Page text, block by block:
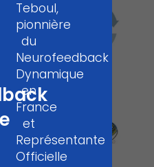
Teboul,
pionnière
du
Neurofeedback
Dynamique
en
France
et
Représentante
Officielle